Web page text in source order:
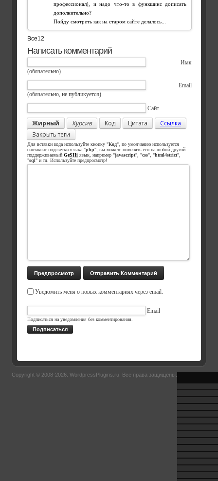
профессионал), и надо что-то в функшинс дописать
дополнительно?
Пойду смотреть как на старом сайте делалось...
Все12
Написать комментарий
Имя
(обязательно)
Email
(обязательно, не публикуется)
Сайт
Жирный Курсив Код Цитата
Ссылка
Закрыть теги
Для вставки кода используйте кнопку "Код", по умолчанию используется
синтаксис подсветки языка "php", вы можете поменять его на любой другой
поддерживаемый GeSHi язык, например "javascript", "css", "html4strict",
"sql" и тд. Используйте предпросмотр!
Уведомить меня о новых комментариях через email.
Email
Подписаться на уведомления без комментирования.
Подписаться
Copyright © 2008-2026. WordpressPlugins.ru . Все права защищены.